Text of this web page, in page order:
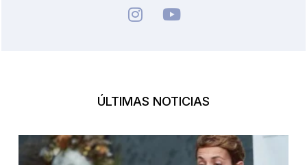
ÚLTIMAS NOTICIAS